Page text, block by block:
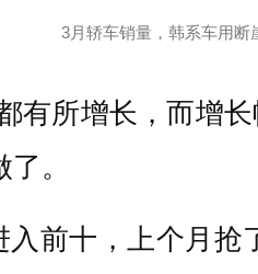
有所增长，而增
。
入前十，上个月抢